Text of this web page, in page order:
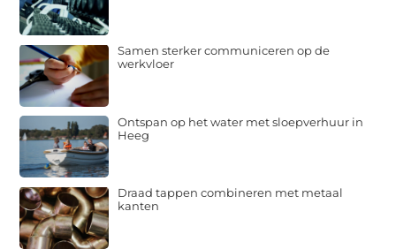
Samen sterker communiceren op de
werkvloer
Ontspan op het water met sloepverhuur in
Heeg
Draad tappen combineren met metaal
kanten